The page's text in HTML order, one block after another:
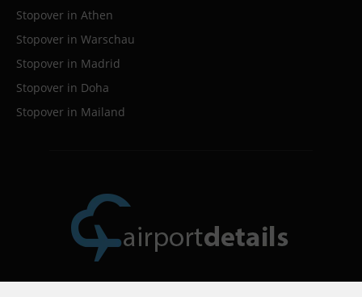
Stopover in Athen
Stopover in Warschau
Stopover in Madrid
Stopover in Doha
Stopover in Mailand